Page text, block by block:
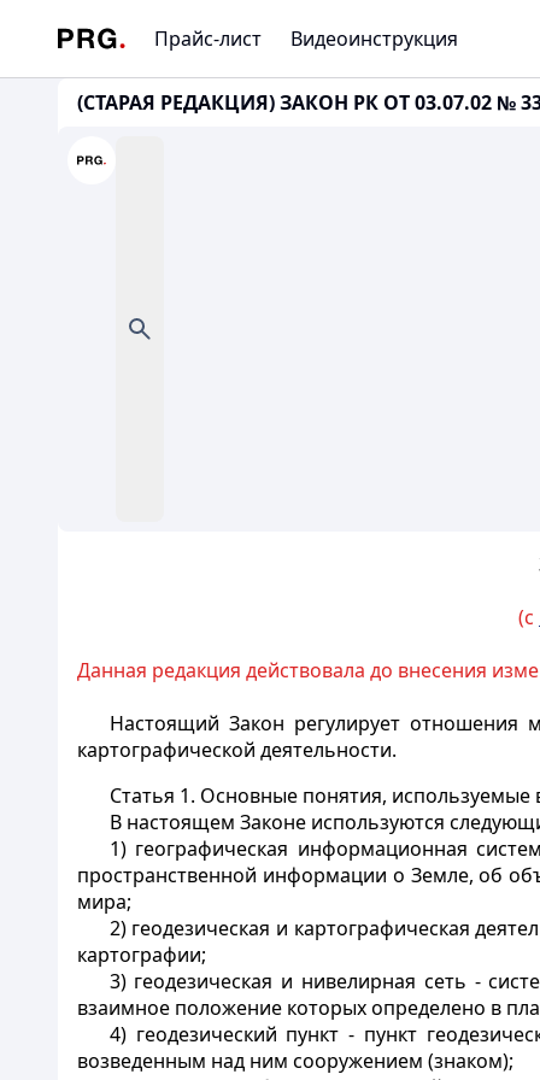
Прайс-лист Видеоинструкция
(СТАРАЯ РЕДАКЦИЯ) ЗАКОН РК ОТ 03.07.02 №
(с
Данная редакция действовала до внесения
Настоящий Закон регулирует отношения
картографической деятельности.
Статья 1. Основные понятия, используемые
В настоящем Законе используются
1) географическая информационная
пространственной информации о Земле, об
мира;
2) геодезическая и картографическая
картографии;
3) геодезическая и нивелирная сеть -
взаимное положение которых определено в
4) геодезический пункт - пункт
возведенным над ним сооружением (знаком);